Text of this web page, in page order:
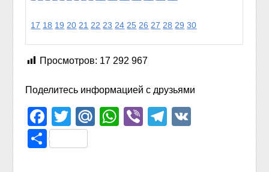
17 18 19 20 21 22 23 24 25 26 27 28 29 30
Просмотров: 17 292 967
Поделитесь информацией с друзьями
Facebook
TwitterMail.Ru
WhatsApp
ViberTelegram
Отправить